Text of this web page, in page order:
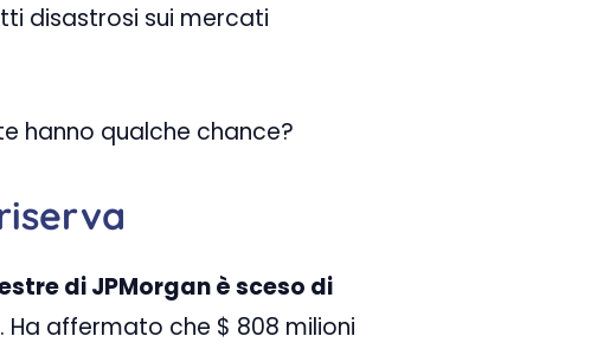
disastrosi sui mercati
hanno qualche chance?
di JPMorgan è sceso di
. Ha affermato che $ 808 milioni